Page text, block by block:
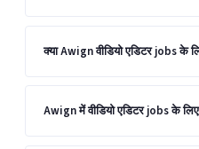
क्या Awign वीडियो एडिटर jobs के
Awign में वीडियो एडिटर jobs के